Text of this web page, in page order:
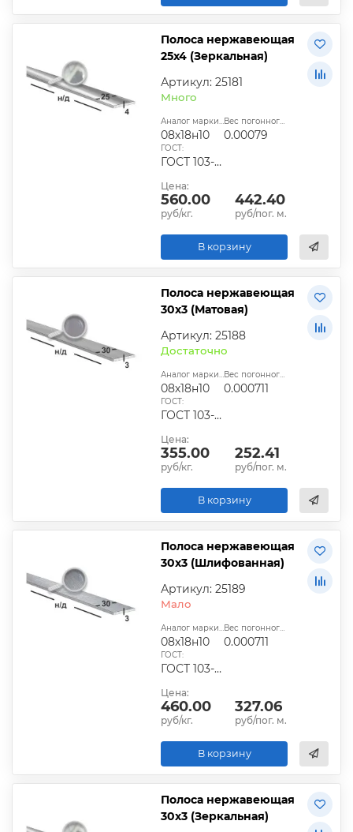
Полоса нержавеющая
25х4 (Зеркальная)
Артикул: 25181
Много
Аналог марки стали:
08х18н10
Вес погонного метра, т.:
0.00079
ГОСТ:
ГОСТ 103-2006
Цена:
560.00
руб/кг.
442.40
руб/пог. м.
В корзину
Полоса нержавеющая
30х3 (Матовая)
Артикул: 25188
Достаточно
Аналог марки стали:
08х18н10
Вес погонного метра, т.:
0.000711
ГОСТ:
ГОСТ 103-2006
Цена:
355.00
руб/кг.
252.41
руб/пог. м.
В корзину
Полоса нержавеющая
30х3 (Шлифованная)
Артикул: 25189
Мало
Аналог марки стали:
08х18н10
Вес погонного метра, т.:
0.000711
ГОСТ:
ГОСТ 103-2006
Цена:
460.00
руб/кг.
327.06
руб/пог. м.
В корзину
Полоса нержавеющая
30х3 (Зеркальная)